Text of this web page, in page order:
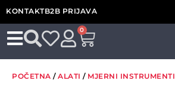
KONTAKTB2B PRIJAVA
0
POČETNA / ALATI / MJERNI INSTRUMENTI